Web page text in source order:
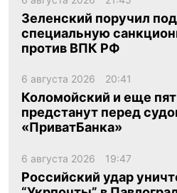
Зеленский поручил
специальную
против ВПК РФ
6 августа 2026 20:41
Коломойский и еще
предстанут перед
«ПриватБанка»
6 августа 2026 19:47
Российский удар